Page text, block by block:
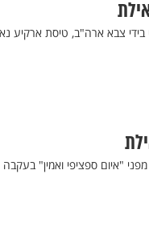
בידי צבא ארה"ב, טיסת ארקיע
"איום ספציפי ואמין" בעקבה